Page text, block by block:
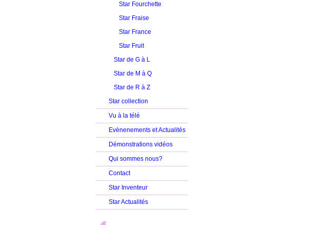
Star Fourchette
Star Fraise
Star France
Star Fruit
Star de G à L
Star de M à Q
Star de R à Z
Star collection
Vu à la télé
Evènenements et Actualités
Démonstrations vidéos
Qui sommes nous?
Contact
Star Inventeur
Star Actualités